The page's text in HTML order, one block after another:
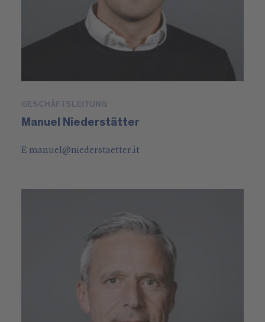
GESCHÄFTSLEITUNG
Manuel Niederstätter
E manuel@niederstaetter.it